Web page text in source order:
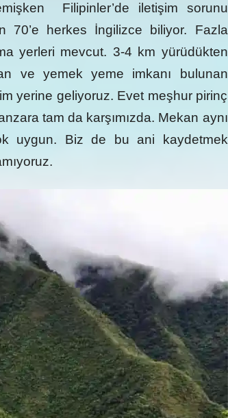
Filipinler’de iletişim sorunu
70’e herkes İngilizce biliyor. Fazla
yerleri mevcut. 3-4 km yürüdükten
ve yemek yeme imkanı bulunan
yerine geliyoruz. Evet meşhur pirinç
tam da karşımızda. Mekan aynı
uygun. Biz de bu ani kaydetmek